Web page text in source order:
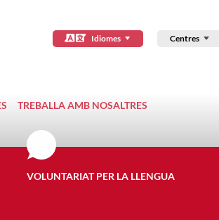
Idiomes Centres
TREBALLA AMB NOSALTRES
VOLUNTARIAT PER LA LLENGUA